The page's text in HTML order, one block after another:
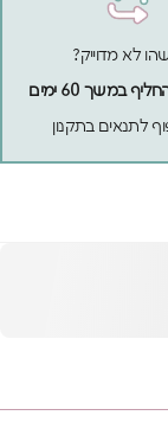
לא מדוייק?
במשך 60 ימים
לתנאים בתקנון